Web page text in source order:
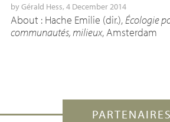
byGérald Hess, 4 December 2014
About : Hache Emilie (dir.),Écologie
communautés, milieux, Amsterdam
PARTENAIRES